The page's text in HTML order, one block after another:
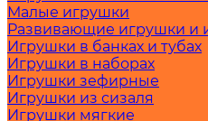
Малые игрушки
Развивающие игрушки и
Игрушки в банках и тубах
Игрушки в наборах
Игрушки зефирные
Игрушки из сизаля
Игрушки мягкие